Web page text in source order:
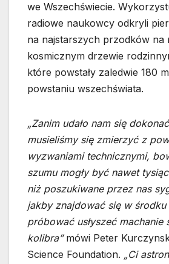
we Wszechświecie.
radiowe naukowcy odkryli
na najstarszych przodków na
kosmicznym drzewie
które powstały zaledwie 180
powstaniu wszechświata.
„Zanim udało nam się
musieliśmy się zmierzyć z
wyzwaniami technicznymi,
szumu mogły być nawet
niż poszukiwane przez nas
jakby znajdować się w środku
próbować usłyszeć machanie
kolibra” mówi Peter
Science Foundation. „Ci